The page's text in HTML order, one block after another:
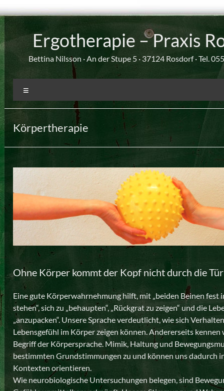
springen Ergotherapie – Praxis
Bettina Nilsson · An der Stupe 5 · 37124 Rosdorf · Tel.
Körpertherapie
Ohne Körper kommt der Kopf nicht durch die
Eine gute Körperwahrnehmung hilft, mit „beiden Beinen fest
stehen“, sich zu „behaupten“, „Rückgrat zu zeigen“ und die
„anzupacken“. Unsere Sprache verdeutlicht, wie sich
Lebensgefühl im Körper zeigen können. Andererseits kennen
Begriff der Körpersprache. Mimik, Haltung und
bestimmten Grundstimmungen zu und können uns dadurch
Kontexten orientieren.
Wie neurobiologische Untersuchungen belegen, sind